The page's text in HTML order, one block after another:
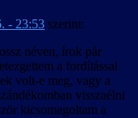
okozta hibák javítva.
és sokszori
esetekben, különösen
első videó
váratlan kilépését,
viselkedését, a
- 23:53 szerint:
néven, írok pár
a fordítással
volt-e meg, vagy a
visszaélni
kicsomagoltam a